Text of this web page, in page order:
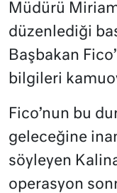
Müdürü
düzenlediği
Başbakan
bilgileri
Fico’nun bu
geleceğine
söyleyen
operasyon